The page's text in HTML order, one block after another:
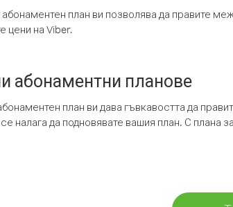
план ви позволява да правите
цени на Viber.
абонаментни планове
план ви дава гъвкавостта да
налага да подновявате вашия план. С